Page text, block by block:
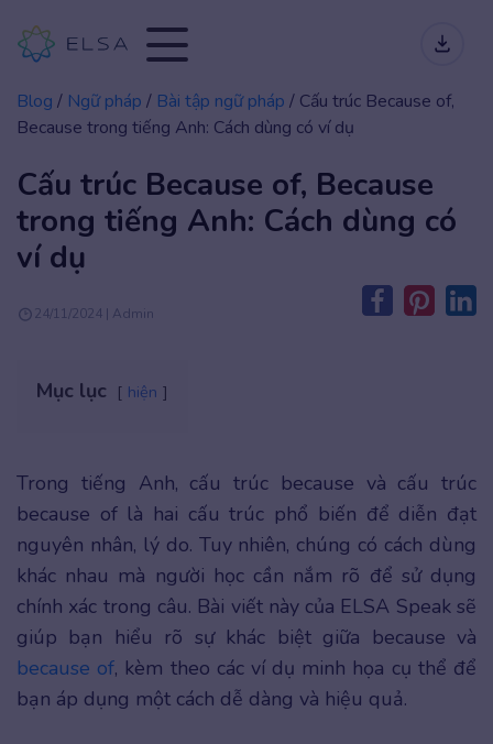
Blog / Ngữ pháp / Bài tập ngữ pháp / Cấu trúc Because of,
Because trong tiếng Anh: Cách dùng có ví dụ
Cấu trúc Because of, Because
trong tiếng Anh: Cách dùng có
ví dụ
24/11/2024 | Admin
Mục lục hiện
Trong tiếng Anh, cấu trúc because và cấu trúc
because of là hai cấu trúc phổ biến để diễn đạt
nguyên nhân, lý do. Tuy nhiên, chúng có cách dùng
khác nhau mà người học cần nắm rõ để sử dụng
chính xác trong câu. Bài viết này của ELSA Speak sẽ
giúp bạn hiểu rõ sự khác biệt giữa because và
because of, kèm theo các ví dụ minh họa cụ thể để
bạn áp dụng một cách dễ dàng và hiệu quả.